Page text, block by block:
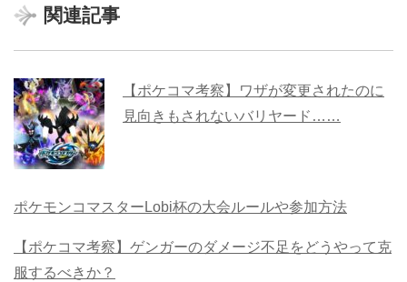
関連記事
【ポケコマ考察】ワザが変更されたのに
見向きもされないバリヤード……
ポケモンコマスターLobi杯の大会ルールや参加方法
【ポケコマ考察】ゲンガーのダメージ不足をどうやって克
服するべきか？